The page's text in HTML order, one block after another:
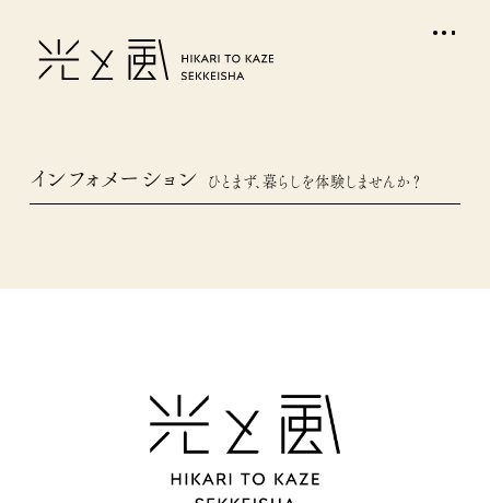
インフォメーション ひとまず、暮らしを体験しませんか？